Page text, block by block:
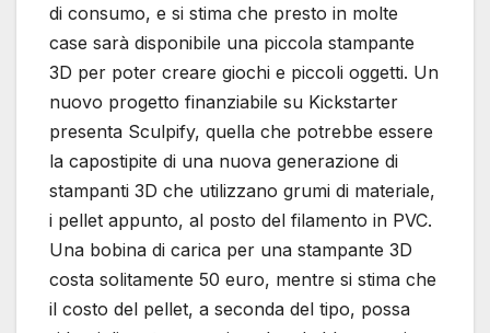
di consumo, e si stima che presto in molte
case sarà disponibile una piccola stampante
3D per poter creare giochi e piccoli oggetti. Un
nuovo progetto finanziabile su Kickstarter
presenta Sculpify, quella che potrebbe essere
la capostipite di una nuova generazione di
stampanti 3D che utilizzano grumi di materiale,
i pellet appunto, al posto del filamento in PVC.
Una bobina di carica per una stampante 3D
costa solitamente 50 euro, mentre si stima che
il costo del pellet, a seconda del tipo, possa